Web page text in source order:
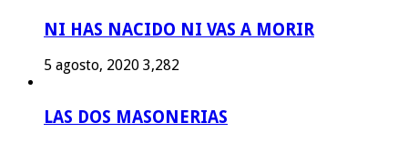
NI HAS NACIDO NI VAS A MORIR
5 agosto, 2020 3,282
LAS DOS MASONERIAS